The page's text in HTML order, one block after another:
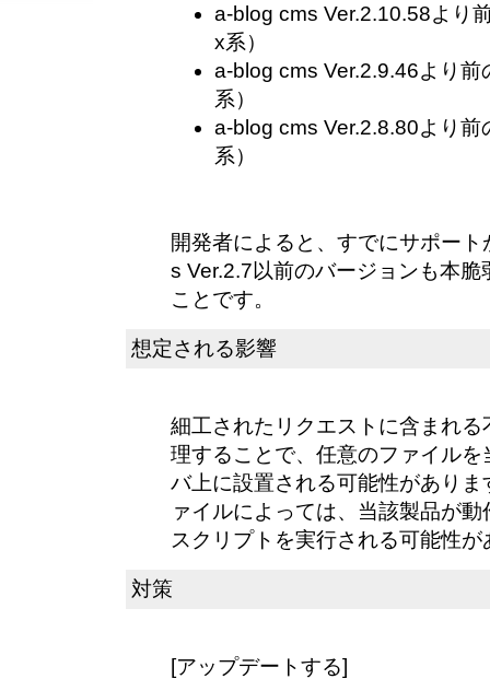
a-blog cms Ver.2.10.58より
x系）
a-blog cms Ver.2.9.46より前
系）
a-blog cms Ver.2.8.80より前
系）
開発者によると、すでにサポー
s Ver.2.7以前のバージョンも本
ことです。
想定される影響
細工されたリクエストに含まれ
理することで、任意のファイル
バ上に設置される可能性があり
ァイルによっては、当該製品が
スクリプトを実行される可能性が
対策
[アップデートする]